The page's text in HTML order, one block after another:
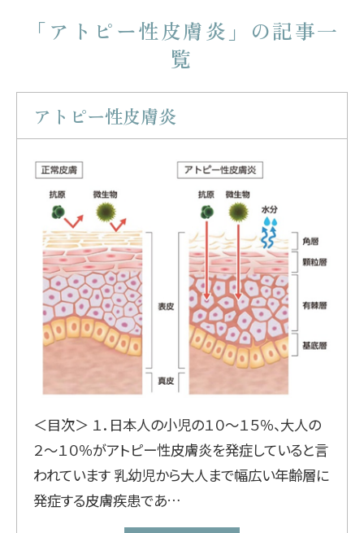
「アトピー性皮膚炎」の記事一
覧
アトピー性皮膚炎
＜目次＞ １．日本人の小児の１０～１５％、大人の
２～１０％がアトピー性皮膚炎を発症していると言
われています 乳幼児から大人まで幅広い年齢層に
発症する皮膚疾患であ…